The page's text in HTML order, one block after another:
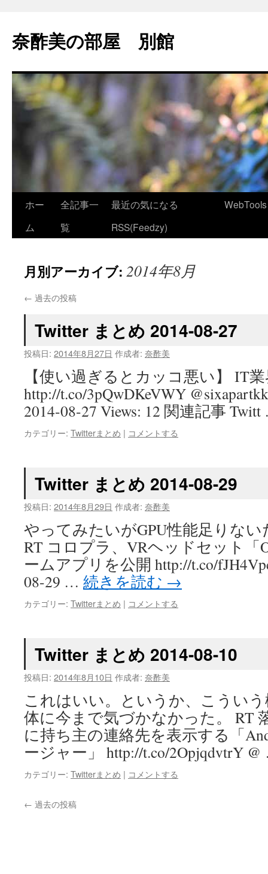
テ
ン
へ
ス
キ
ッ
奈酢美の部屋 別館
ホー
ム
全記事一
覧
最近の気になる
RSS(Feedzy)
WebTools
月別アーカイブ: 2014年8月
← 過去の投稿
Twitter まとめ 2014-08-27
投稿日: 2014年8月27日 作成者: 奈酢美
【使い過ぎるとカッコ悪い】 IT
http://t.co/3pQwDKeVWY
2014-08-27 Views: 12 関連記事
カテゴリー: Twitterまとめ | コメントする
Twitter まとめ 2014-08-29
投稿日: 2014年8月29日 作成者: 奈酢美
やってみたいがGPU性能足りな
RT コロプラ、VRヘッドセット「
ームアプリを公開 http://t.co/
08-29 … 続きを読む →
カテゴリー: Twitterまとめ | コメントする
Twitter まとめ 2014-08-10
投稿日: 2014年8月10日 作成者: 奈酢美
これはいい。というか、こうい
体に今まで気づかなかった。 RT
に持ち主の連絡先を表示する「
ージャー」 http://t.co/2OpjqdvtrY
カテゴリー: Twitterまとめ | コメントする
← 過去の投稿